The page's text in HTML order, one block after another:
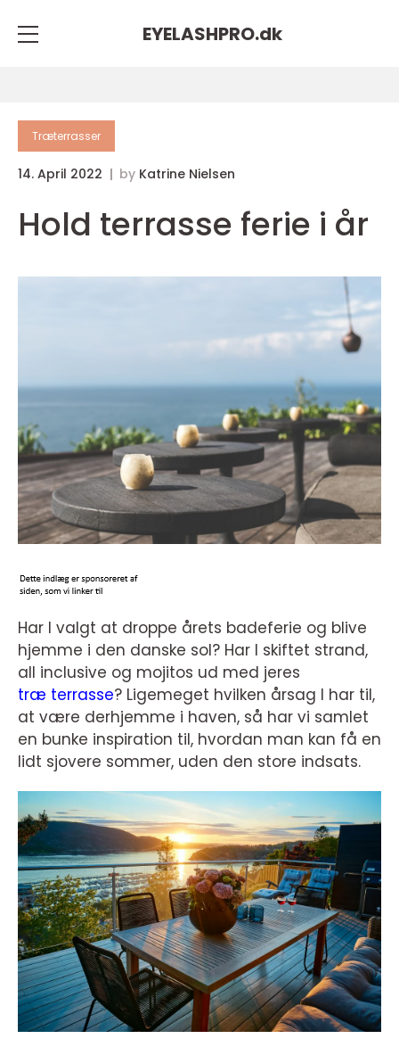
EYELASHPRO.dk
Træterrasser
14. April 2022 by Katrine Nielsen
Hold terrasse ferie i år
Har I valgt at droppe årets badeferie og blive
hjemme i den danske sol? Har I skiftet strand,
all inclusive og mojitos ud med jeres
træ terrasse? Ligemeget hvilken årsag I har til,
at være derhjemme i haven, så har vi samlet
en bunke inspiration til, hvordan man kan få en
lidt sjovere sommer, uden den store indsats.